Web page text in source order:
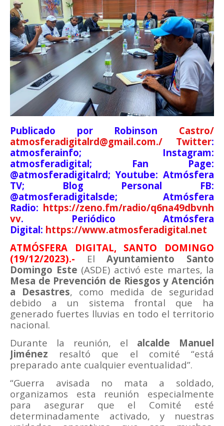
Publicado por Robinson Castro/
atmosferadigitalrd@gmail.com./ Twitter:
atmosferainfo; Instagram:
atmosferadigital; Fan Page:
@atmosferadigitalrd; Youtube: Atmósfera
TV; Blog Personal FB:
@atmosferadigitalsde; Atmósfera
Radio: https://zeno.fm/radio/q6na49dbvnh
vv. Periódico Atmósfera
Digital: https://www.atmosferadigital.net
ATMÓSFERA DIGITAL, SANTO DOMINGO
(19/12/2023).-
ElAyuntamiento Santo
Domingo Este (ASDE) activó este martes, la
Mesa de Prevención de Riesgos y Atención
a Desastres, como medida de seguridad
debido a un sistema frontal que ha
generado fuertes lluvias en todo el territorio
nacional.
Durante la reunión, el alcalde Manuel
Jiménez resaltó que el comité “está
preparado ante cualquier eventualidad”.
“Guerra avisada no mata a soldado,
organizamos esta reunión especialmente
para asegurar que el Comité esté
determinadamente activado, y nuestras